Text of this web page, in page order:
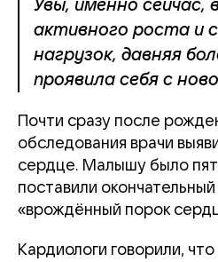
Увы, именно сейчас,
активного роста и
нагрузок, давняя
проявила себя с
Почти сразу после
обследования врачи
сердце. Малышу было
поставили окончательный
«врождённый порок
Кардиологи говорили,